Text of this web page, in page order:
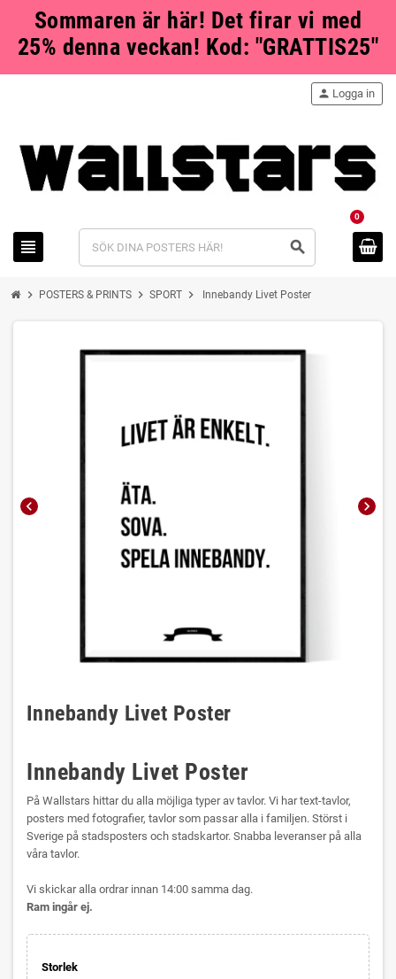
Sommaren är här! Det firar vi med
25% denna veckan! Kod: "GRATTIS25"
view_headline search
person Logga in
0
chevron_right POSTERS & PRINTS chevron_right SPORT chevron_right Innebandy Livet Poster
chevron_left chevron_right
Innebandy Livet Poster
Innebandy Livet Poster
På Wallstars hittar du alla möjliga typer av tavlor. Vi har text-tavlor,
posters med fotografier, tavlor som passar alla i familjen. Störst i
Sverige på stadsposters och stadskartor. Snabba leveranser på alla
våra tavlor.
Vi skickar alla ordrar innan 14:00 samma dag.
Ram ingår ej.
Storlek